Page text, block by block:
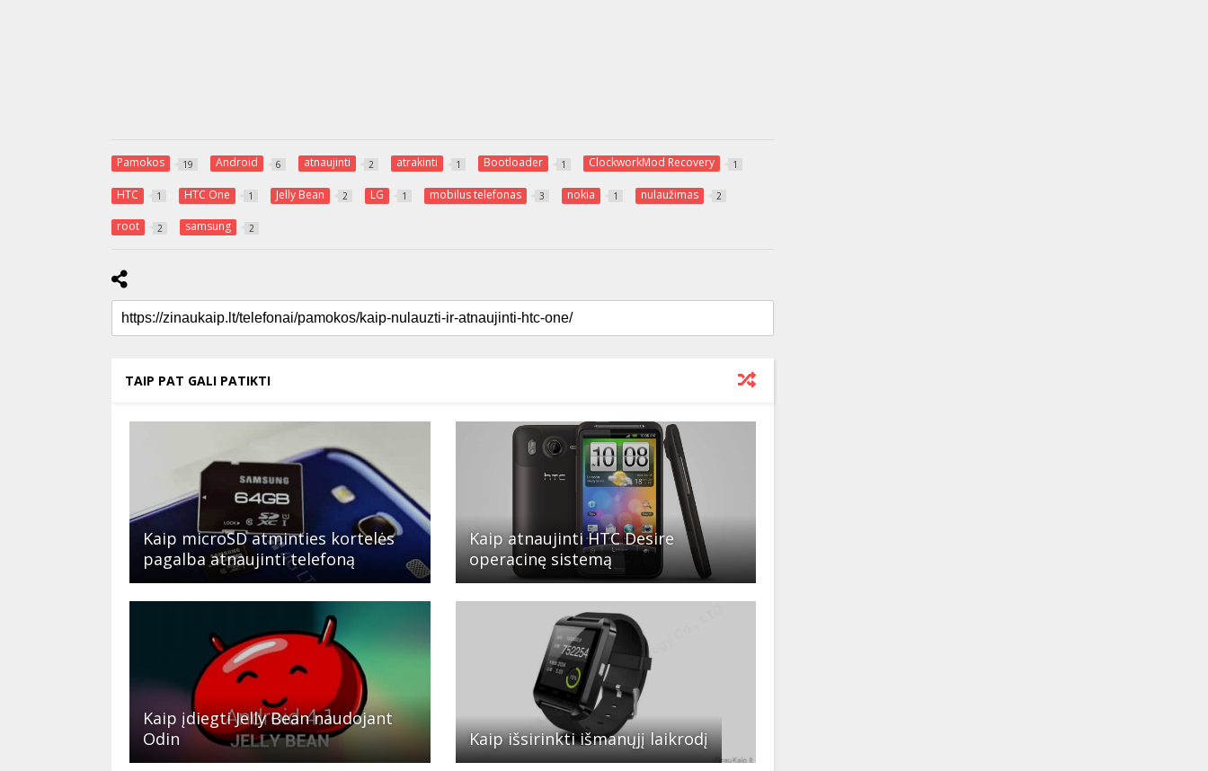
Pamokos 19 Android 6 atnaujinti 2 atrakinti 1 Bootloader 1 ClockworkMod Recovery 1
HTC 1 HTC One 1 Jelly Bean 2 LG 1 mobilus telefonas 3 nokia 1 nulaužimas 2
root 2 samsung 2
TAIP PAT GALI PATIKTI
Kaip microSD atminties kortelės
pagalba atnaujinti telefoną
Kaip atnaujinti HTC Desire
operacinę sistemą
Kaip įdiegti Jelly Bean naudojant
Odin
Kaip išsirinkti išmanųjį laikrodį